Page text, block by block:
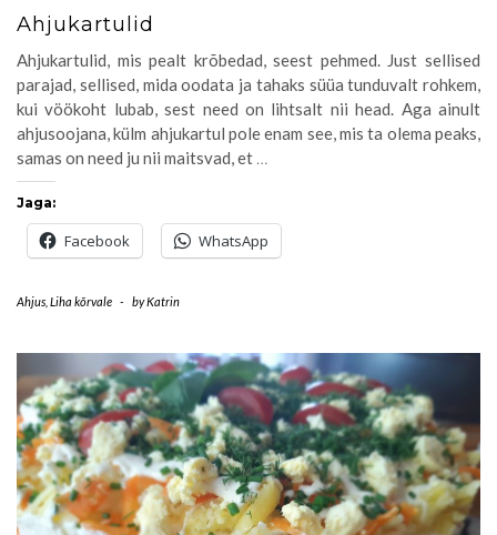
Ahjukartulid
Ahjukartulid, mis pealt krõbedad, seest pehmed. Just sellised
parajad, sellised, mida oodata ja tahaks süüa tunduvalt rohkem,
kui vöökoht lubab, sest need on lihtsalt nii head. Aga ainult
ahjusoojana, külm ahjukartul pole enam see, mis ta olema peaks,
samas on need ju nii maitsvad, et …
Jaga:
Facebook WhatsApp
Ahjus Liha kõrvale - byKatrin